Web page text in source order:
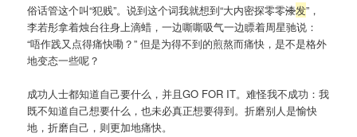
俗话管这个叫“犯贱”。说到这个词我就想到“大内密探零零漆发”，
李若彤拿着烛台往身上滴蜡，一边嘶嘶吸气一边瞟着周星驰说：
“唔作践又点得痛快嘞？” 但是为得不到的煎熬而痛快，是不是格外
地变态一些呢？
成功人士都知道自己要什么，并且GO FOR IT。难怪我不成功：我
既不知道自己想要什么，也未必真正想要得到。折磨别人是愉快
地，折磨自己，则更加地痛快。